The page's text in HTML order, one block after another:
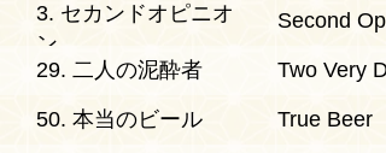
3. セカンドオピニオ
ン
Second
29. 二人の泥酔者 Two Very
50. 本当のビール True Beer